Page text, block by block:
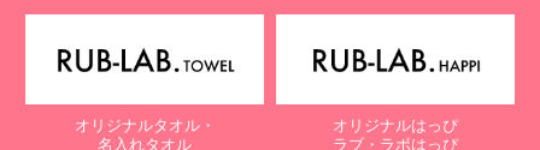
オリジナルタオル・
名入れタオル
オリジナルはっぴ
ラブ・ラボはっぴ